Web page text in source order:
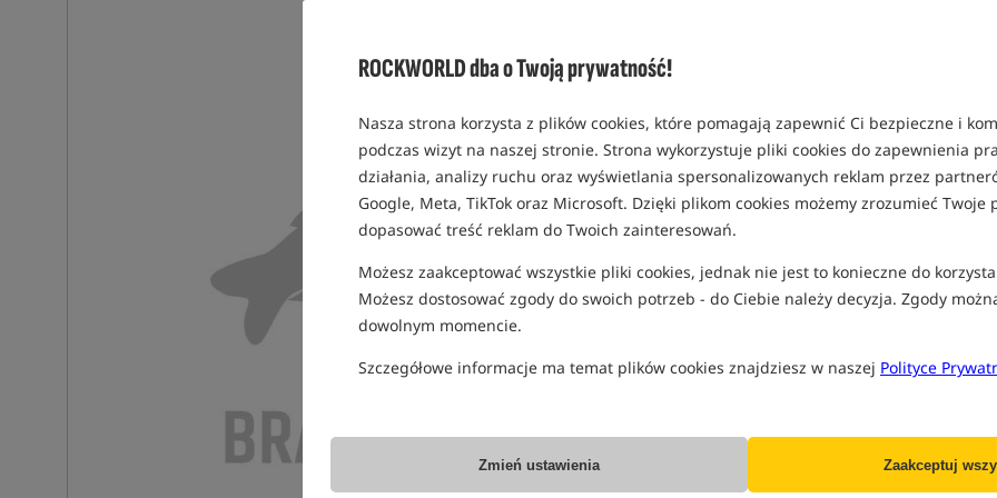
ROCKWORLD dba o Twoją prywatność!
Nasza strona korzysta z plików cookies, które pomagają zapewnić Ci bezpieczne i
podczas wizyt na naszej stronie. Strona wykorzystuje pliki cookies do zapewnienia
działania, analizy ruchu oraz wyświetlania spersonalizowanych reklam przez
Google, Meta, TikTok oraz Microsoft. Dzięki plikom cookies możemy zrozumieć Twoje
dopasować treść reklam do Twoich zainteresowań.
Możesz zaakceptować wszystkie pliki cookies, jednak nie jest to konieczne do
Możesz dostosować zgody do swoich potrzeb - do Ciebie należy decyzja. Zgody
dowolnym momencie.
Szczegółowe informacje ma temat plików cookies znajdziesz w naszej Polityce
Zmień ustawienia Zaakceptuj
MPN: TX1BPB155000
EAN: 8717009845465
2,66
MOŻLIWA WYSYŁKA:OD 2
EAN: 8717009851176
MOŻLIWA WYSYŁKA:OD 2
Wszystkie podane ceny zawierają